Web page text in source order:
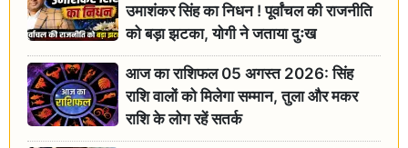
उमाशंकर सिंह का निधन ! पूर्वांचल की राजनीति
को बड़ा झटका, योगी ने जताया दुःख
आज का राशिफल 05 अगस्त 2026: सिंह
राशि वालों को मिलेगा सम्मान, तुला और मकर
राशि के लोग रहें सतर्क